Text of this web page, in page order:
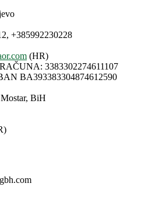
+385992230228
(HR)
3383302274611107
BA393383304874612590
BiH